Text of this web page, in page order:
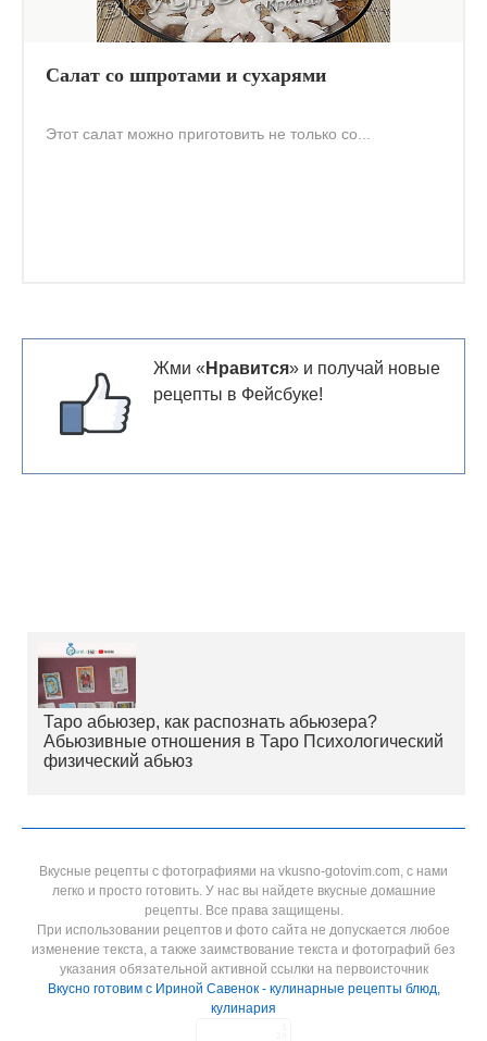
Салат со шпротами и сухарями
Этот салат можно приготовить не только со...
Жми « Нравится» и получай новые
рецепты в Фейсбуке!
Таро абьюзер, как распознать абьюзера?
Абьюзивные отношения в Таро Психологический
физический абьюз
Вкусные рецепты с фотографиями на vkusno-gotovim.com, с нами
легко и просто готовить. У нас вы найдете вкусные домашние
рецепты. Все права защищены.
При использовании рецептов и фото сайта не допускается любое
изменение текста, а также заимствование текста и фотографий без
указания обязательной активной ссылки на первоисточник
Вкусно готовим с Ириной Савенок - кулинарные рецепты блюд,
кулинария